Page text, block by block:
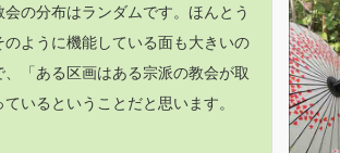
の分布はランダムです。ほんとう
ように機能している面も大きいの
「ある区画はある宗派の教会が取
いるということだと思います。